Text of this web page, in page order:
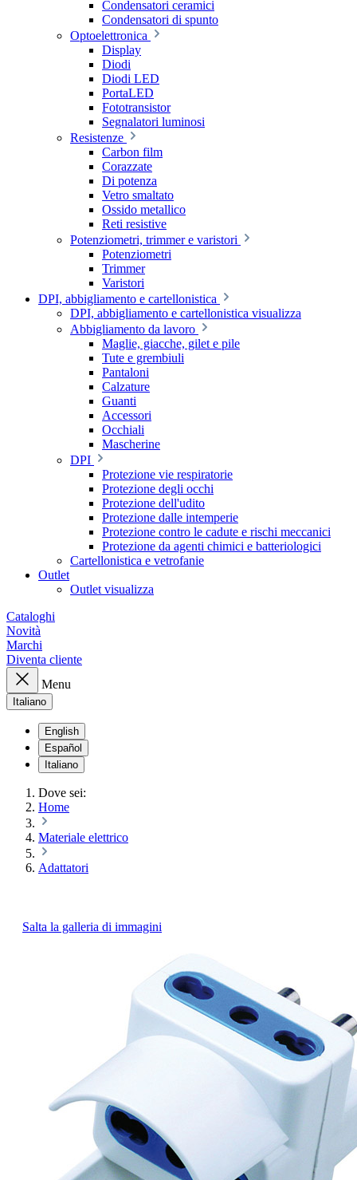
Condensatori ceramici
Condensatori di spunto
Optoelettronica
Display
Diodi
Diodi LED
PortaLED
Fototransistor
Segnalatori luminosi
Resistenze
Carbon film
Corazzate
Di potenza
Vetro smaltato
Ossido metallico
Reti resistive
Potenziometri, trimmer e varistori
Potenziometri
Trimmer
Varistori
DPI, abbigliamento e cartellonistica
DPI, abbigliamento e cartellonistica visualizza
Abbigliamento da lavoro
Maglie, giacche, gilet e pile
Tute e grembiuli
Pantaloni
Calzature
Guanti
Accessori
Occhiali
Mascherine
DPI
Protezione vie respiratorie
Protezione degli occhi
Protezione dell'udito
Protezione dalle intemperie
Protezione contro le cadute e rischi meccanici
Protezione da agenti chimici e batteriologici
Cartellonistica e vetrofanie
Outlet
Outlet visualizza
Cataloghi
Novità
Marchi
Diventa cliente
Menu
Italiano
English
Español
Italiano
Dove sei:
Home
Materiale elettrico
Adattatori
Salta la galleria di immagini